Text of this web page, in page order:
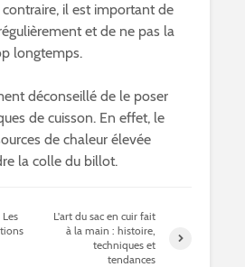
il est important de
et de ne pas la
longtemps.
déconseillé de le poser
de cuisson. En effet, le
de chaleur élevée
la colle du billot.
L'art du sac en cuir fait
à la main : histoire,
techniques et
tendances